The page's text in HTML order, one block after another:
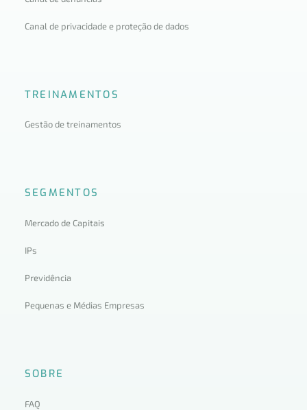
Canal de privacidade e proteção de dados
TREINAMENTOS
Gestão de treinamentos
SEGMENTOS
Mercado de Capitais
IPs
Previdência
Pequenas e Médias Empresas
SOBRE
FAQ